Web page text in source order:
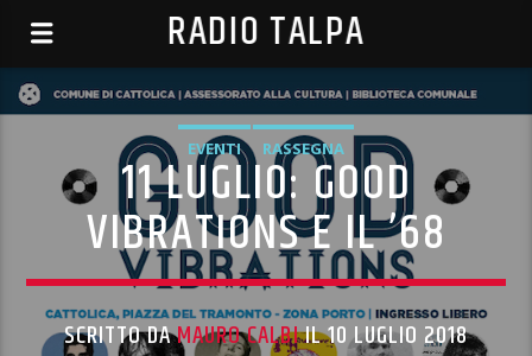
RADIO TALPA
EVENTI RASSEGNA
11 LUGLIO: GOOD
VIBRATIONS E IL ’68
SCRITTO DAMAURO CALBIIL 10 LUGLIO 2018